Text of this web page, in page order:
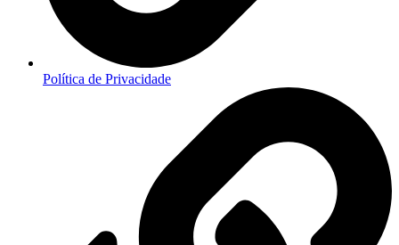
Política de Privacidade